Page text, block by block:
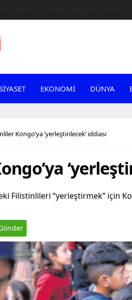
EKONOMİ DÜNYA
Kongo’ya ‘yerleştirilecek’ iddiası
Filistinlileri “yerleştirmek” için